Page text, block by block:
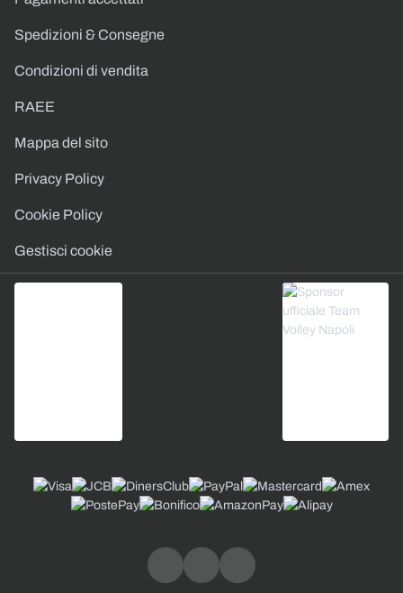
Spedizioni & Consegne
Condizioni di vendita
RAEE
Mappa del sito
Privacy Policy
Cookie Policy
Gestisci cookie